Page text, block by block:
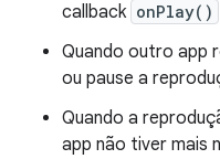
callback onPlay()
Quando outro app
ou pause a
Quando a
app não tiver mais